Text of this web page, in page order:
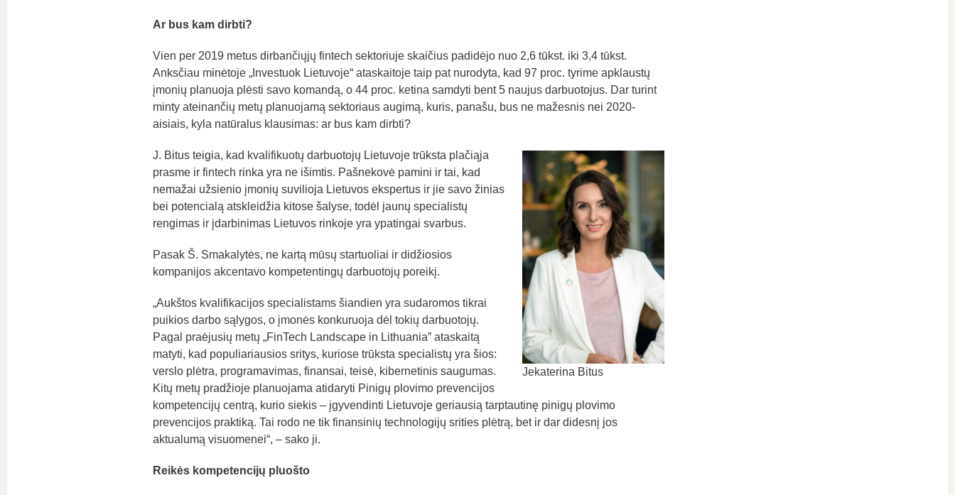
Ar bus kam dirbti?
Vien per 2019 metus dirbančiųjų fintech sektoriuje skaičius padidėjo nuo 2,6 tūkst. iki 3,4 tūkst.
Anksčiau minėtoje „Investuok Lietuvoje“ ataskaitoje taip pat nurodyta, kad 97 proc. tyrime apklaustų
įmonių planuoja plėsti savo komandą, o 44 proc. ketina samdyti bent 5 naujus darbuotojus. Dar turint
minty ateinančių metų planuojamą sektoriaus augimą, kuris, panašu, bus ne mažesnis nei 2020-
aisiais, kyla natūralus klausimas: ar bus kam dirbti?
Jekaterina Bitus
J. Bitus teigia, kad kvalifikuotų darbuotojų Lietuvoje trūksta plačiąja
prasme ir fintech rinka yra ne išimtis. Pašnekovė pamini ir tai, kad
nemažai užsienio įmonių suvilioja Lietuvos ekspertus ir jie savo žinias
bei potencialą atskleidžia kitose šalyse, todėl jaunų specialistų
rengimas ir įdarbinimas Lietuvos rinkoje yra ypatingai svarbus.
Pasak Š. Smakalytės, ne kartą mūsų startuoliai ir didžiosios
kompanijos akcentavo kompetentingų darbuotojų poreikį.
„Aukštos kvalifikacijos specialistams šiandien yra sudaromos tikrai
puikios darbo sąlygos, o įmonės konkuruoja dėl tokių darbuotojų.
Pagal praėjusių metų „FinTech Landscape in Lithuania” ataskaitą
matyti, kad populiariausios sritys, kuriose trūksta specialistų yra šios:
verslo plėtra, programavimas, finansai, teisė, kibernetinis saugumas.
Kitų metų pradžioje planuojama atidaryti Pinigų plovimo prevencijos
kompetencijų centrą, kurio siekis – įgyvendinti Lietuvoje geriausią tarptautinę pinigų plovimo
prevencijos praktiką. Tai rodo ne tik finansinių technologijų srities plėtrą, bet ir dar didesnį jos
aktualumą visuomenei“, – sako ji.
Reikės kompetencijų pluošto